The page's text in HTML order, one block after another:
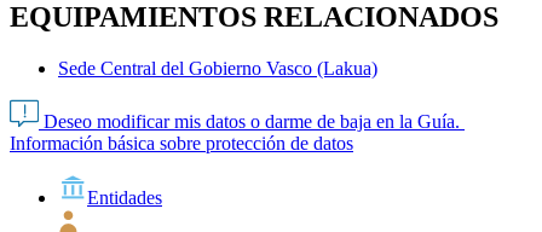
EQUIPAMIENTOS RELACIONADOS
Sede Central del Gobierno Vasco (Lakua)
Deseo modificar mis datos o darme de baja en la Guía.
Información básica sobre protección de datos
Entidades